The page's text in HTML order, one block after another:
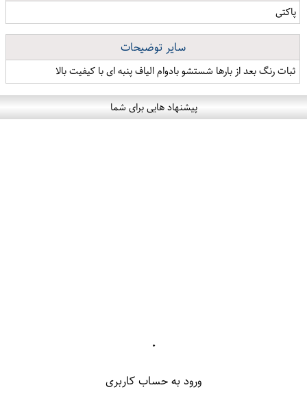
پاکتی
سایر توضیحات
ثبات رنگ بعد از بارها شستشو بادوام الیاف پنبه ای با کیفیت بالا
پیشنهاد هایی برای شما
۰
ورود به حساب کاربری